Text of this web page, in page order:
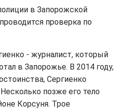
в Запорожской
проверка по
- журналист, который
в Запорожье. В 2014 году,
Сергиенко
позже его тело
Корсуня. Трое